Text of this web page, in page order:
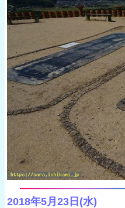
2018年5月23日(水)